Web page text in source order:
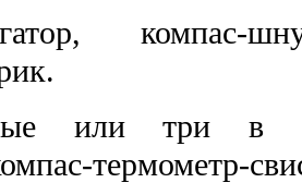
компас-
или три в
термометр-